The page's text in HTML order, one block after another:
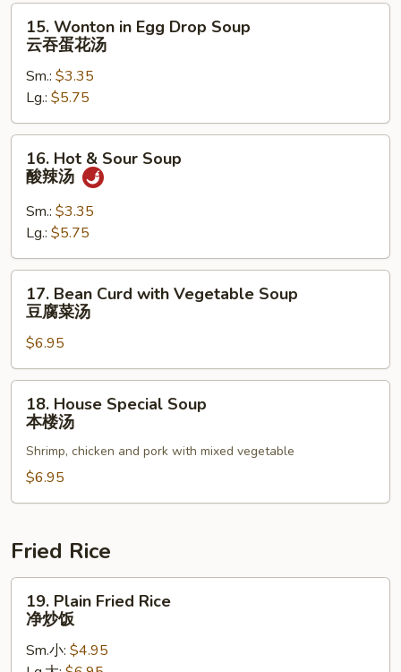
汤
Wonton
Egg
Drop
Soup
云
15. Wonton in Egg Drop Soup
云吞蛋花汤
Sm.: $3.35
Lg.: $5.75
Hot
Sour
Soup
酸
辣
16. Hot & Sour Soup
酸辣汤
Sm.: $3.35
Lg.: $5.75
Bean
Curd
with
Vegetable
Soup
17. Bean Curd with Vegetable Soup
豆腐菜汤
$6.95
House
Special
Soup
楼
18. House Special Soup
本楼汤
Shrimp, chicken and pork with mixed vegetable
$6.95
Fried Rice
Plain
Fried
Rice
19. Plain Fried Rice
净炒饭
Sm.小: $4.95